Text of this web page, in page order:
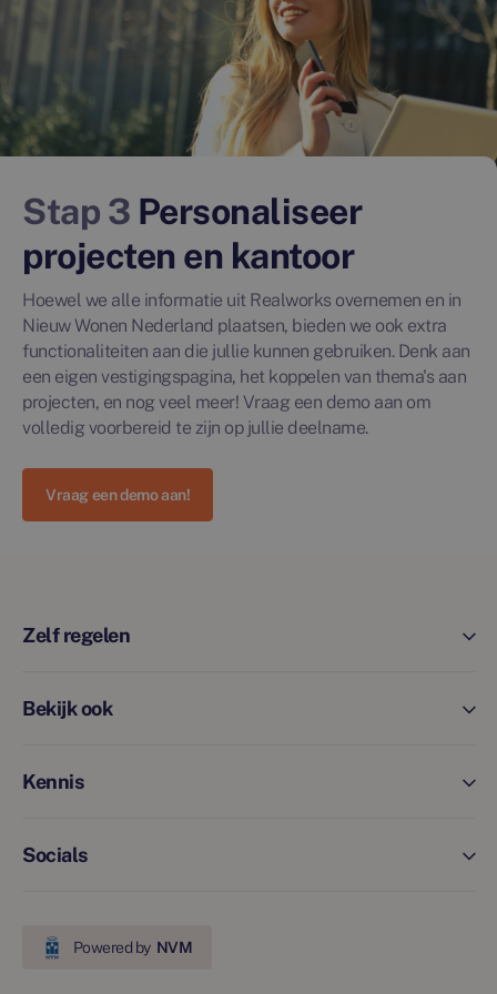
Stap 3 Personaliseer
projecten en kantoor
Hoewel we alle informatie uit Realworks overnemen en in
Nieuw Wonen Nederland plaatsen, bieden we ook extra
functionaliteiten aan die jullie kunnen gebruiken. Denk aan
een eigen vestigingspagina, het koppelen van thema's aan
projecten, en nog veel meer! Vraag een demo aan om
volledig voorbereid te zijn op jullie deelname.
Vraag een demo aan!
Zelf regelen
Bekijk ook
Kennis
Socials
Powered by NVM